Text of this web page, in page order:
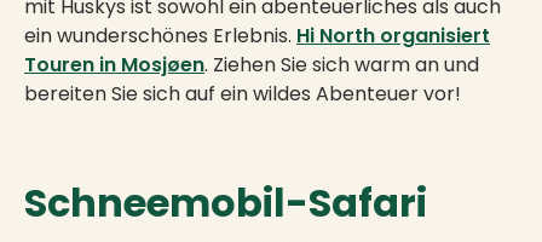
mit Huskys ist sowohl ein abenteuerliches als auch
ein wunderschönes Erlebnis. Hi North organisiert
Touren in Mosjøen. Ziehen Sie sich warm an und
bereiten Sie sich auf ein wildes Abenteuer vor!
Schneemobil-Safari